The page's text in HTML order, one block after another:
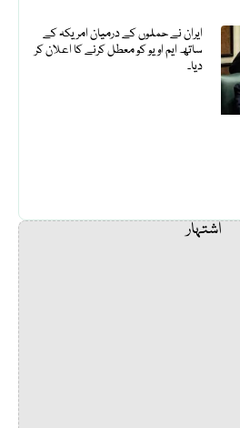
ایران نے حملوں کے درمیان امریکہ کے
ساتھ ایم او یو کو معطل کرنے کا اعلان کر
دیا۔
اشتہار